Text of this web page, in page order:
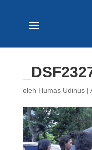
oleh Humas Udinus|